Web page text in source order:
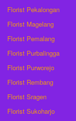
Florist Pekalongan
Florist Magelang
Florist Pemalang
Florist Purbalingga
Florist Purworejo
Florist Rembang
Florist Sragen
Florist Sukoharjo